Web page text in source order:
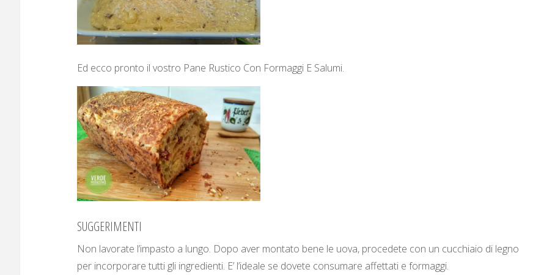
Ed ecco pronto il vostro Pane Rustico Con Formaggi E Salumi.
SUGGERIMENTI
Non lavorate l’impasto a lungo. Dopo aver montato bene le uova, procedete con un cucchiaio di legno
per incorporare tutti gli ingredienti. E’ l’ideale se dovete consumare affettati e formaggi.